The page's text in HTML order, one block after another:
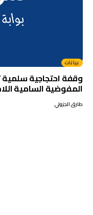
بيانات
وقفة احتجاجية سلمية
المفوضية السامية
طارق الجزولي